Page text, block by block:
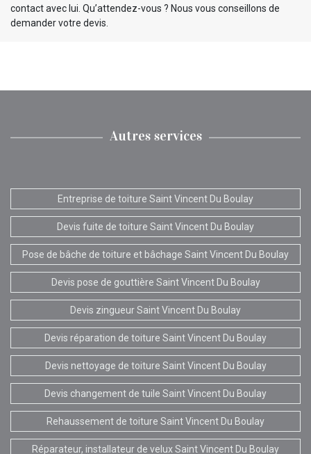
contact avec lui. Qu’attendez-vous ? Nous vous conseillons de
demander votre devis.
Autres services
Entreprise de toiture Saint Vincent Du Boulay
Devis fuite de toiture Saint Vincent Du Boulay
Pose de bâche de toiture et bâchage Saint Vincent Du Boulay
Devis pose de gouttière Saint Vincent Du Boulay
Devis zingueur Saint Vincent Du Boulay
Devis réparation de toiture Saint Vincent Du Boulay
Devis nettoyage de toiture Saint Vincent Du Boulay
Devis changement de tuile Saint Vincent Du Boulay
Rehaussement de toiture Saint Vincent Du Boulay
Réparateur, installateur de velux Saint Vincent Du Boulay